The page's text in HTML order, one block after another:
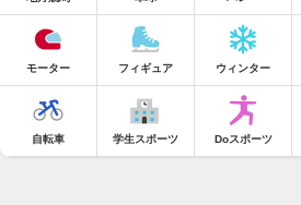
モーター フィギュア ウィンター
自転車 学生スポーツ Doスポーツ